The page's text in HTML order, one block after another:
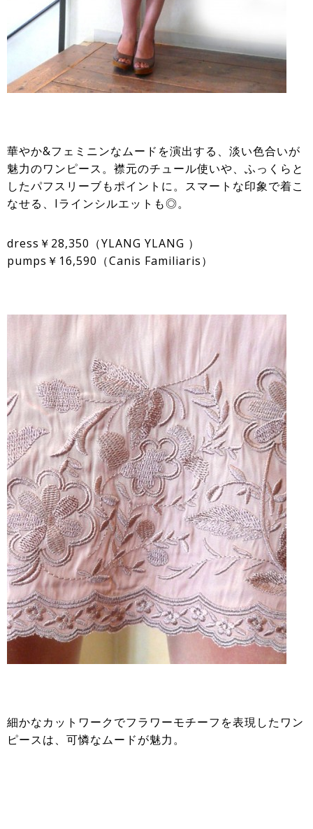
華やか&フェミニンなムードを演出する、淡い色合いが
魅力のワンピース。襟元のチュール使いや、ふっくらと
したパフスリーブもポイントに。スマートな印象で着こ
なせる、Iラインシルエットも◎。
dress￥28,350（YLANG YLANG ）
pumps￥16,590（Canis Familiaris）
細かなカットワークでフラワーモチーフを表現したワン
ピースは、可憐なムードが魅力。